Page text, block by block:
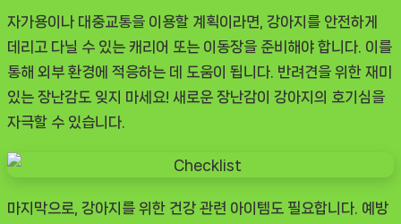
자가용이나 대중교통을 이용할 계획이라면, 강아지를 안전하게
데리고 다닐 수 있는 캐리어 또는 이동장을 준비해야 합니다. 이를
통해 외부 환경에 적응하는 데 도움이 됩니다. 반려견을 위한 재미
있는 장난감도 잊지 마세요! 새로운 장난감이 강아지의 호기심을
자극할 수 있습니다.
마지막으로, 강아지를 위한 건강 관련 아이템도 필요합니다. 예방